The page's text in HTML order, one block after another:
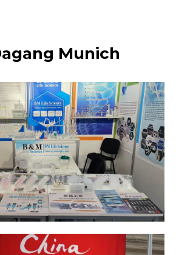
Munich